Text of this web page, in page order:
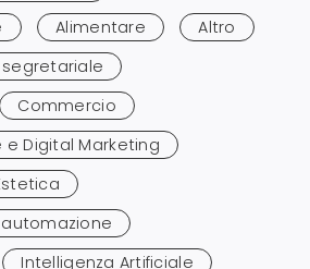
Alimentare
Altro
Commercio
e Digital Marketing
Intelligenza Artificiale